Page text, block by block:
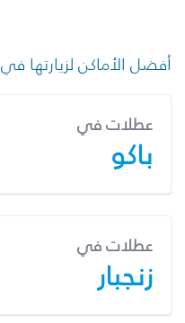
أفضل الأماكن لزيارتها في
عطلات في
باكو
عطلات في
زنجبار